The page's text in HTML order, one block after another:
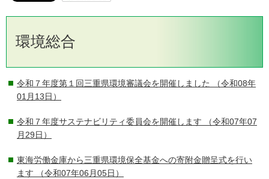
環境総合
令和７年度第１回三重県環境審議会を開催しました
（令和08年
01月13日）
令和７年度サステナビリティ委員会を開催します （令和07年07
月29日）
東海労働金庫から三重県環境保全基金への寄附金贈呈式を行い
ます （令和07年06月05日）